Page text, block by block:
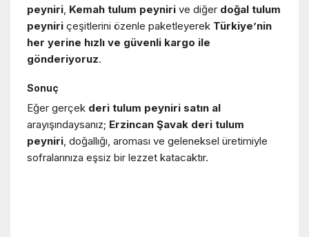
peyniri Kemah tulum peyniri ve diğer doğal tulum
peyniri çeşitlerini özenle paketleyerek Türkiye’nin
her yerine hızlı ve güvenli kargo ile
gönderiyoruz.
Sonuç
Eğer gerçek deri tulum peyniri satın al
arayışındaysanız; Erzincan Şavak deri tulum
peyniri , doğallığı, aroması ve geleneksel üretimiyle
sofralarınıza eşsiz bir lezzet katacaktır.